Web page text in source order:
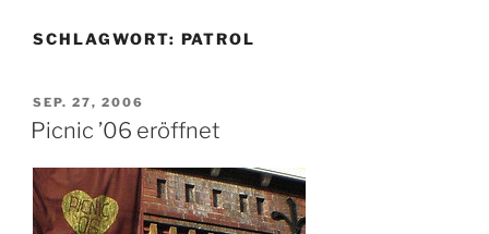
SCHLAGWORT: PATROL
VERÖFFENTLICHT
AM
SEP. 27, 2006
Picnic ’06 eröffnet